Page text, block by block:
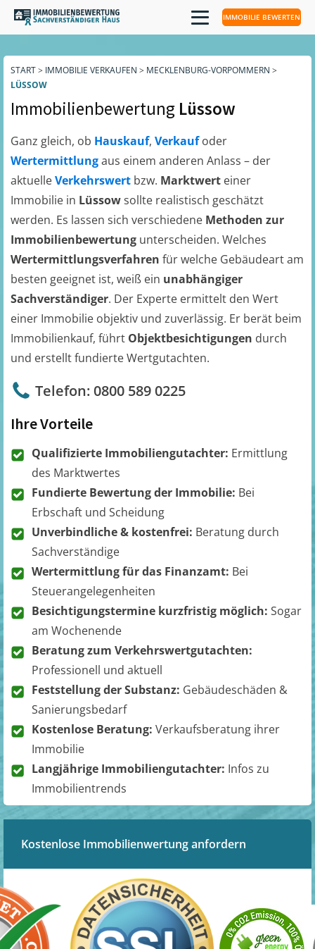
IMMOBILIE BEWERTEN
START> IMMOBILIE VERKAUFEN > MECKLENBURG-VORPOMMERN >
LÜSSOW
Immobilienbewertung Lüssow
Ganz gleich, ob Hauskauf, Verkaufoder
Wertermittlungaus einem anderen Anlass – der
aktuelleVerkehrswert bzw. Marktwert einer
Immobilie in Lüssowsollte realistisch geschätzt
werden. Es lassen sich verschiedene Methoden zur
Immobilienbewertung unterscheiden. Welches
Wertermittlungsverfahren für welche Gebäudeart am
besten geeignet ist, weiß ein unabhängiger
Sachverständiger. Der Experte ermittelt den Wert
einer Immobilie objektiv und zuverlässig. Er berät beim
Immobilienkauf, führt Objektbesichtigungen durch
und erstellt fundierte Wertgutachten.
Telefon: 0800 589 0225
Ihre Vorteile
Qualifizierte Immobiliengutachter: Ermittlung
des Marktwertes
Fundierte Bewertung der Immobilie: Bei
Erbschaft und Scheidung
Unverbindliche & kostenfrei: Beratung durch
Sachverständige
Wertermittlung für das Finanzamt: Bei
Steuerangelegenheiten
Besichtigungstermine kurzfristig möglich: Sogar
am Wochenende
Beratung zum Verkehrswertgutachten:
Professionell und aktuell
Feststellung der Substanz: Gebäudeschäden &
Sanierungsbedarf
Kostenlose Beratung: Verkaufsberatung ihrer
Immobilie
Langjährige Immobiliengutachter: Infos zu
Immobilientrends
Kostenlose Immobilienwertung anfordern